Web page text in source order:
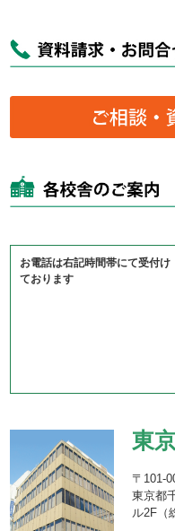
お電話は右記時間帯にて受付け
ております
東
〒101-
東京都
ル2F（